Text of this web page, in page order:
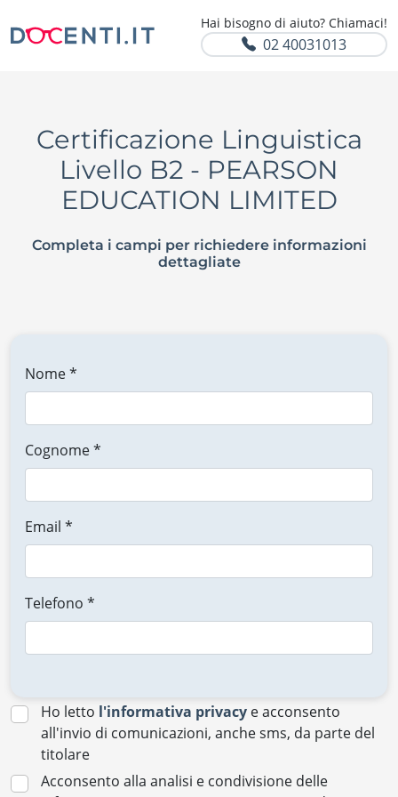
Hai bisogno di aiuto? Chiamaci!
02 40031013
Certificazione Linguistica
Livello B2 - PEARSON
EDUCATION LIMITED
Completa i campi per richiedere informazioni
dettagliate
Nome *
Cognome *
Email *
Telefono *
Ho letto l'informativa privacy e acconsento
all'invio di comunicazioni, anche sms, da parte del
titolare
Acconsento alla analisi e condivisione delle